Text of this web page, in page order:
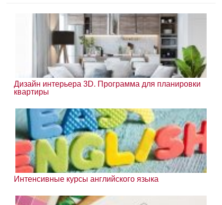
Дизайн интерьера 3D. Программа для планировки
квартиры
Интенсивные курсы английского языка